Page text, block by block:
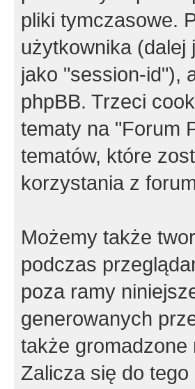
pliki tymczasowe.
użytkownika (dalej
jako "session-id"),
phpBB. Trzeci
tematy na "Forum
tematów, które
korzystania z
Możemy także
podczas
poza ramy
generowanych
także gromadzone
Zalicza się do